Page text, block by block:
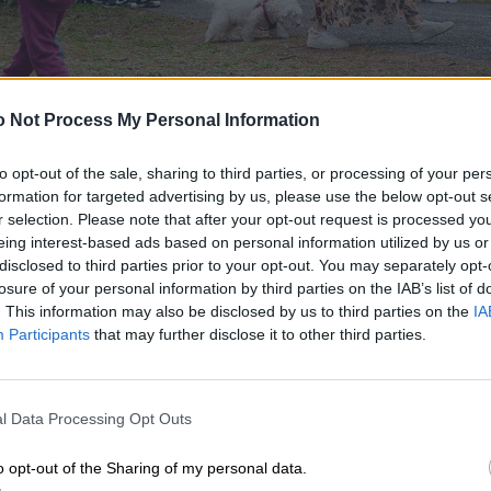
Not Process My Personal Information
opt-out of the sale, sharing to third parties, or processing of your
for targeted advertising by us, please use the below opt-out
selection. Please note that after your opt-out request is processed
interest-based ads based on personal information utilized by us
to third parties prior to your opt-out. You may separately
of your personal information by third parties on the IAB’s list of
This information may also be disclosed by us to third parties on the
Participants that may further disclose it to other third parties.
Data Processing Opt Outs
opt-out of the Sharing of my personal data.
και τα Σπορόφυτα Κιλελέρ. Επίσης είχαν την
μικρών παραγωγών στην «Αγορά Οικοτεχνίας –